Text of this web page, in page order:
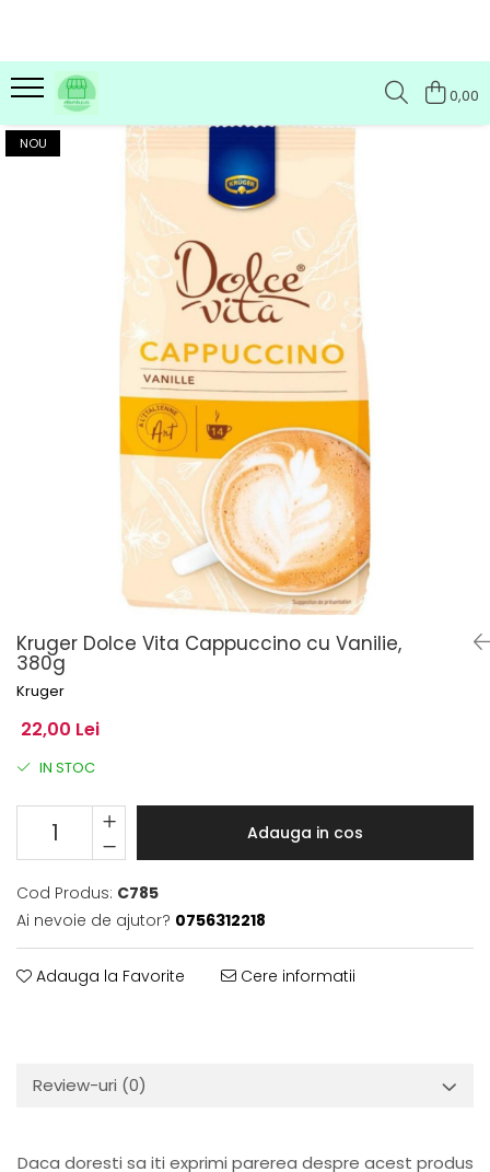
0,00
Kruger Dolce Vita Cappuccino cu Vanilie,
380g
Kruger
NOU
22,00 Lei
IN STOC
Adauga in cos
Cod Produs: C785
Ai nevoie de ajutor? 0756312218
Adauga la Favorite Cere informatii
Review-uri (0)
Daca doresti sa iti exprimi parerea despre acest produs